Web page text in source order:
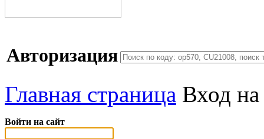
Авторизация
Главная страница Вход на
Войти на сайт